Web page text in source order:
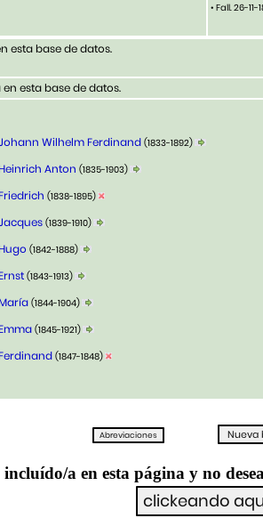
• Fall. 26-11-
esta base de datos.
esta base de datos.
Wilhelm Ferdinand (1833-1892)
Anton (1835-1903)
(1838-1895)
(1839-1910)
(1842-1888)
(1843-1913)
(1844-1904)
(1845-1921)
(1847-1848)
incluído/a en esta página y no